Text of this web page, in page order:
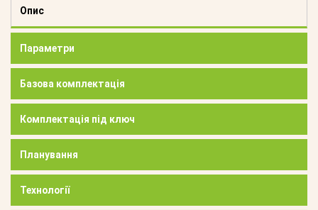
Опис
Параметри
Базова комплектація
Комплектація під ключ
Планування
Технології